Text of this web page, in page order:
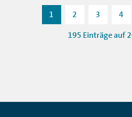
1 2 3 4
195 Einträge auf